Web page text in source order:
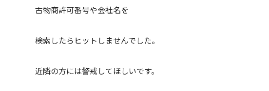
古物商許可番号や会社名を
検索したらヒットしませんでした。
近隣の方には警戒してほしいです。